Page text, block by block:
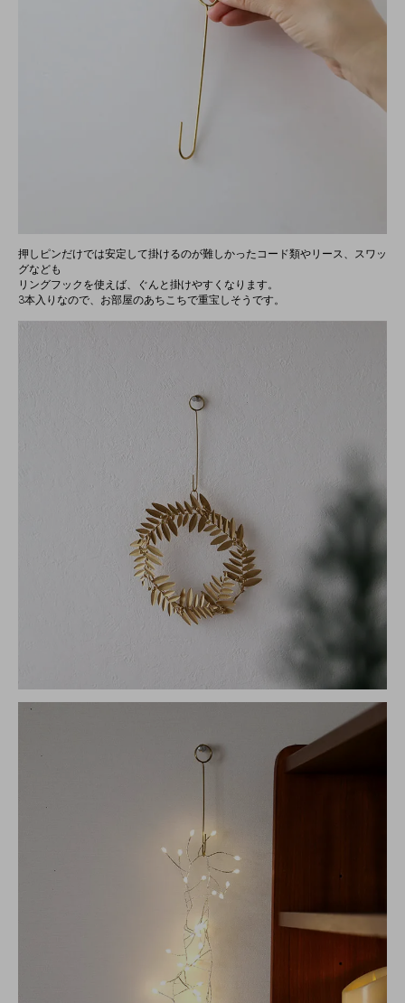
押しピンだけでは安定して掛けるのが難しかったコード類やリース、スワッ
グなども
リングフックを使えば、ぐんと掛けやすくなります。
3本入りなので、お部屋のあちこちで重宝しそうです。